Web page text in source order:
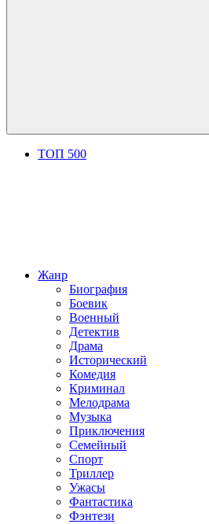
ТОП 500
Жанр
Биография
Боевик
Военный
Детектив
Драма
Исторический
Комедия
Криминал
Мелодрама
Музыка
Приключения
Семейный
Спорт
Триллер
Ужасы
Фантастика
Фэнтези